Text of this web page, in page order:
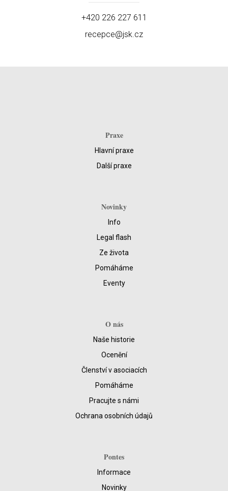
+420 226 227 611
recepce@jsk.cz
Praxe
Hlavní praxe
Další praxe
Novinky
Info
Legal flash
Ze života
Pomáháme
Eventy
O nás
Naše historie
Ocenění
Členství v asociacích
Pomáháme
Pracujte s námi
Ochrana osobních údajů
Pontes
Informace
Novinky